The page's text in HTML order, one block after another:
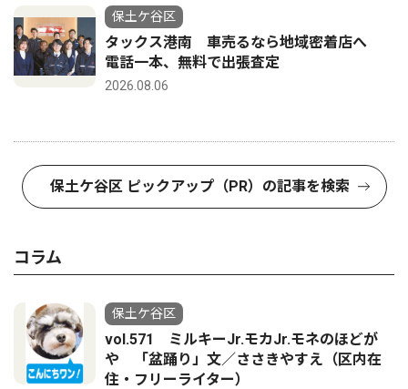
保土ケ谷区
タックス港南 車売るなら地域密着店へ
電話一本、無料で出張査定
2026.08.06
保土ケ谷区 ピックアップ（PR）の記事を検索
コラム
保土ケ谷区
vol.571 ミルキーJr.モカJr.モネのほどが
や 「盆踊り」文／ささきやすえ（区内在
住・フリーライター）